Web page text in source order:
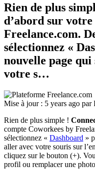
Rien de plus
d’abord sur
Freelance.com.
sélectionnez «
nouvelle page qui
votre s…
Mise à jour : 5 years ago par
Rien de plus simple !
compte Coworkees by
sélectionnez « Dashboard »
aller avec votre souris sur
cliquez sur le bouton (+).
profil ou remplacer une